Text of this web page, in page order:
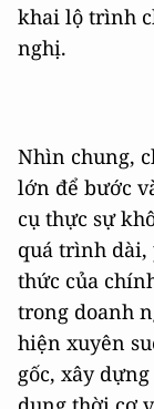
khai lộ trình
nghị.
Nhìn chung,
lớn để bước
cụ thực sự
quá trình dài,
thức của
trong doanh
hiện xuyên
gốc, xây